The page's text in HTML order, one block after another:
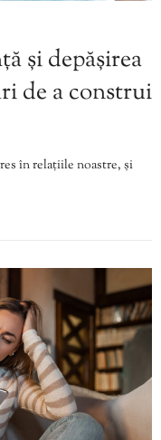
și depășirea
de a construi
în relațiile noastre, și